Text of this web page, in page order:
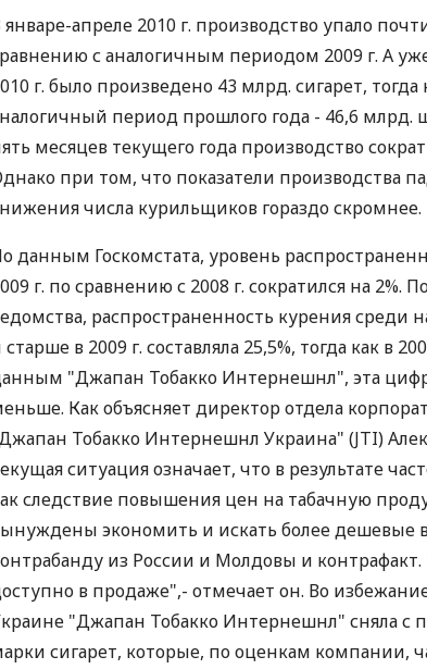
январе-апреле 2010 г. производство упало
с аналогичным периодом 2009 г. А
г. было произведено 43 млрд. сигарет, тогда
период прошлого года - 46,6 млрд.
месяцев текущего года производство
при том, что показатели производства
числа курильщиков гораздо скромнее.
данным Госкомстата, уровень
г. по сравнению с 2008 г. сократился на 2%.
распространенность курения среди
старше в 2009 г. составляла 25,5%, тогда как в
"Джапан Тобакко Интернешнл", эта
Как объясняет директор отдела
Тобакко Интернешнл Украина" (JTI)
ситуация означает, что в результате
следствие повышения цен на табачную
экономить и искать более дешевые
из России и Молдовы и
в продаже",- отмечает он. Во
"Джапан Тобакко Интернешнл" сняла с
сигарет, которые, по оценкам компании,